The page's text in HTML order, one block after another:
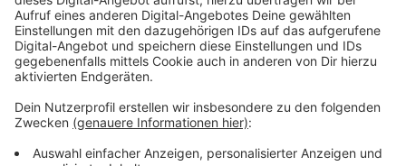
Anzeige
Wir benötigen Ihre
Zustimmung, um den YouTube
Video-Service zu laden!